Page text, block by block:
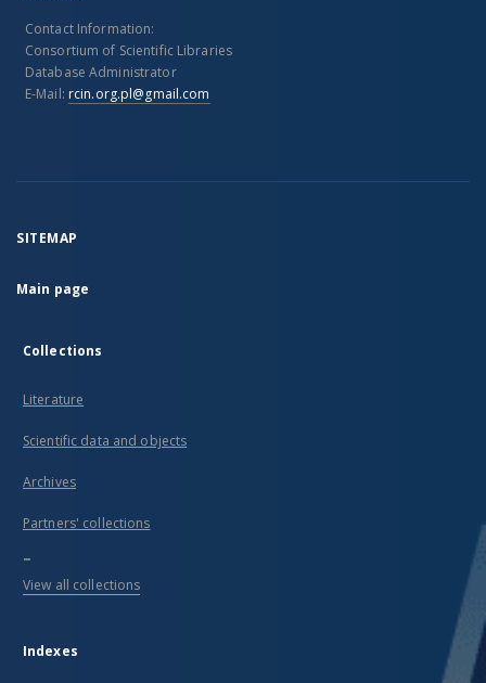
Contact Information:
Consortium of Scientific Libraries
Database Administrator
E-Mail: rcin.org.pl@gmail.com
SITEMAP
Main page
Collections
Literature
Scientific data and objects
Archives
Partners' collections
...
View all collections
Indexes